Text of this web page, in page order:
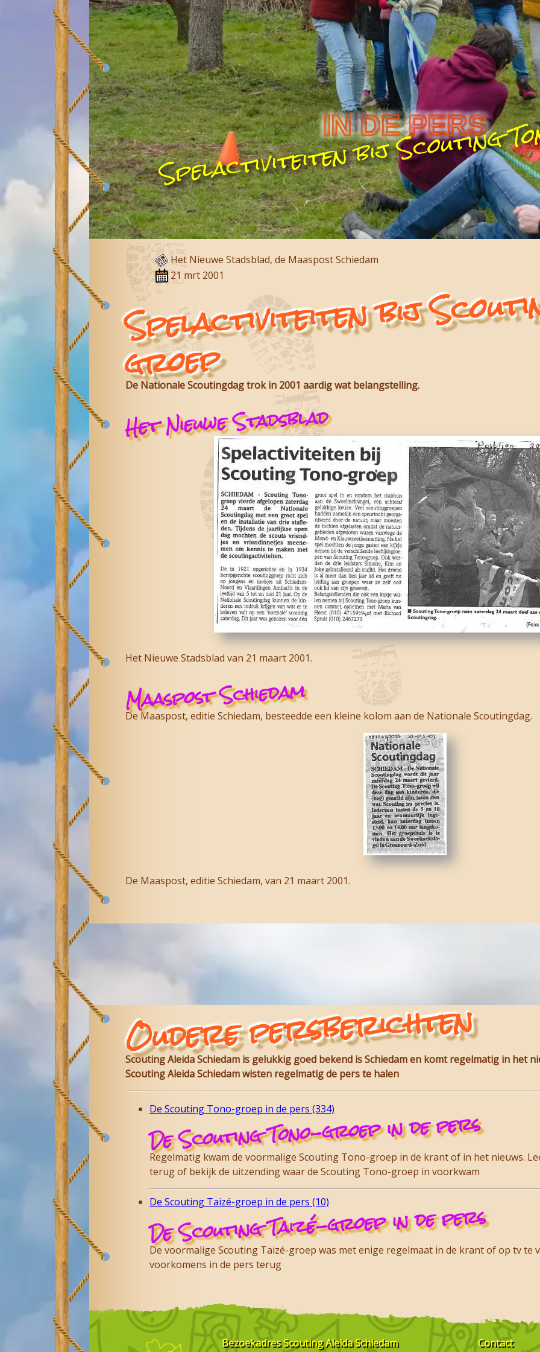
IN DE PERS
Spelactiviteiten bij Scouting
Het Nieuwe Stadsblad, de Maaspost Schiedam
21 mrt 2001
Spelactiviteiten bij
roep
De Nationale Scoutingdag trok in 2001 aardig wat belangstelling.
Het Nieuwe Stadsblad
Het Nieuwe Stadsblad van 21 maart 2001.
Maaspost Schiedam
De Maaspost, editie Schiedam, besteedde een kleine kolom aan de Nationale Scoutingdag.
De Maaspost, editie Schiedam, van 21 maart 2001.
Oudere persberichten
Scouting Aleida Schiedam is gelukkig goed bekend is Schiedam en komt regelmatig in het
Scouting Aleida Schiedam wisten regelmatig de pers te halen
De Scouting Tono-groep in de pers (334)
De Scouting Tono-groep in de pers
Regelmatig kwam de voormalige Scouting Tono-groep in de krant of in het nieuws.
terug of bekijk de uitzending waar de Scouting Tono-groep in voorkwam
De Scouting Taizé-groep in de pers (10)
De Scouting Taizé-groep in de pers
De voormalige Scouting Taizé-groep was met enige regelmaat in de krant of op tv te
voorkomens in de pers terug
BezoekadresScouting Aleida Schiedam Contact